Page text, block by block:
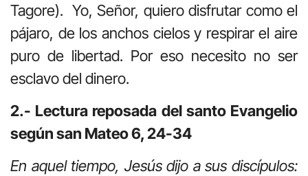
Tagore). Yo, Señor, quiero disfrutar como el
pájaro, de los anchos cielos y respirar el aire
puro de libertad. Por eso necesito no ser
esclavo del dinero.
2.- Lectura reposada del santo Evangelio
según san Mateo 6, 24-34
En aquel tiempo, Jesús dijo a sus discípulos: